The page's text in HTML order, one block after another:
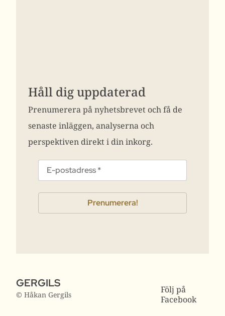
Håll dig uppdaterad
Prenumerera på nyhetsbrevet och få de
senaste inläggen, analyserna och
perspektiven direkt i din inkorg.
GERGILS
© Håkan Gergils
Följ på
Facebook